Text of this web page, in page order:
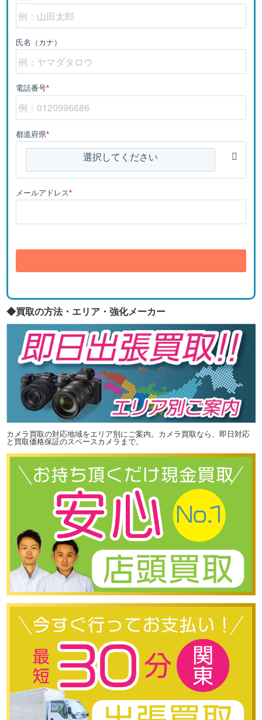
氏名（カナ）
電話番号*
都道府県*
選択してください
メールアドレス*
◆買取の方法・エリア・強化メーカー
カメラ買取の対応地域をエリア別にご案内。カメラ買取なら、即日対応
と買取価格保証のスペースカメラまで。